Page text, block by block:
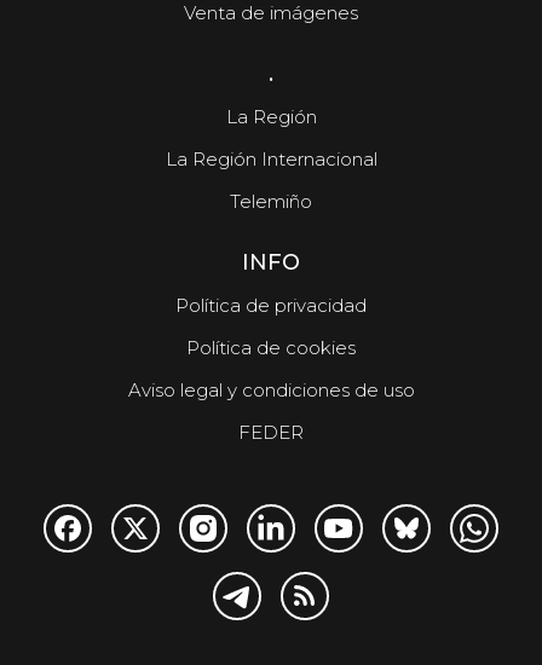
Venta de imágenes
.
La Región
La Región Internacional
Telemiño
INFO
Política de privacidad
Política de cookies
Aviso legal y condiciones de uso
FEDER